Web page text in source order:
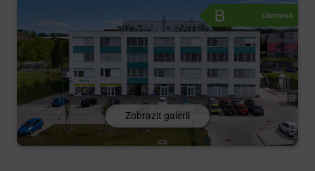
Zobrazit galerii